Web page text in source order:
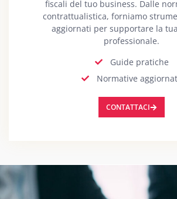
fiscali del tuo business. Dalle
contrattualistica, forniamo
aggiornati per supportare la
professionale.
Guide pratiche
Normative
CONTATTACI